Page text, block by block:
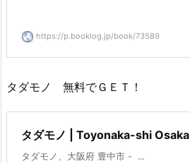
https://p.booklog.jp/book/73589
タダモノ 無料でＧＥＴ！
タダモノ | Toyonaka-shi Osaka
タダモノ、大阪府 豊中市 -  ...